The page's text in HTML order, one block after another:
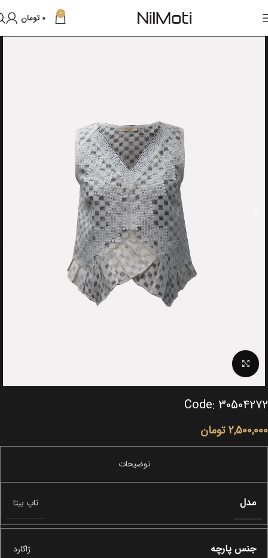
0
0 تومان
Click to enlarge
Code: 30504272
2,500,000 تومان
مدل تاپ بیتا
جنس پارچه ژاکارد